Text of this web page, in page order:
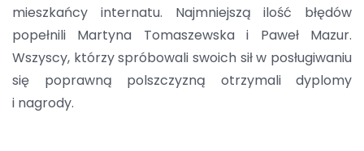
mieszkańcy internatu. Najmniejszą ilość błędów
popełnili Martyna Tomaszewska i Paweł Mazur.
Wszyscy, którzy spróbowali swoich sił w posługiwaniu
się poprawną polszczyzną otrzymali dyplomy
i nagrody.